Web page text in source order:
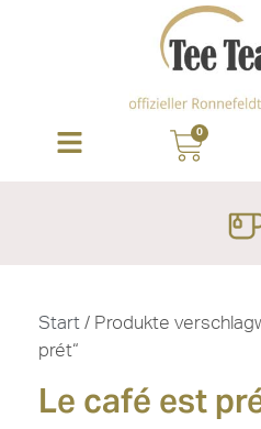
0
Start / Produkte
prét“
Le café est